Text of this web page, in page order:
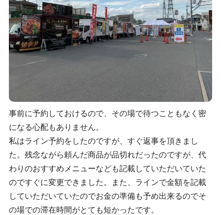
事前に予約しておけるので、その場で待つこともなく密
になる心配もありません。
私はライン予約をしたのですが、すぐ返事を頂きまし
た。残念ながら頼んだ商品が品切れだったのですが、代
わりのおすすめメニューなども記載していただいていた
のですぐに変更できました。また、ラインで金額を記載
していただいていたのでお金の準備も予め出来るのでそ
の場での滞在時間がとても短かったです。